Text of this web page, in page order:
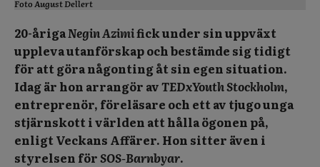
Foto August Dellert
20-årigaNegin Azimifick under sin uppväxt
uppleva utanförskap och bestämde sig tidigt
för att göra någonting åt sin egen situation.
Idag är hon arrangör avTEDxYouth Stockholm,
entreprenör, föreläsare och ett av tjugo unga
stjärnskott i världen att hålla ögonen på,
enligt Veckans Affärer. Hon sitter även i
styrelsen förSOS-Barnbyar.